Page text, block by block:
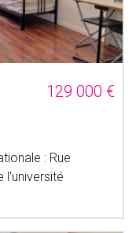
129 000 €
: Rue
l'université